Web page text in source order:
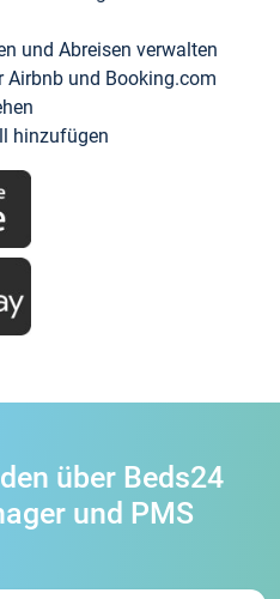
und Abreisen verwalten
Airbnb und Booking.com
hinzufügen
über Beds24
und PMS